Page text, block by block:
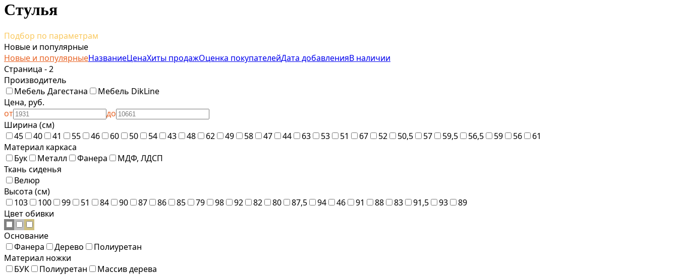
Стулья
Подбор по параметрам
Новые и популярные
Новые и популярныеНазваниеЦенаХиты продажОценка покупателейДата добавленияВ наличии
Страница - 2
Производитель
Мебель Дагестана
Мебель DikLine
Цена, руб.
от
до
Ширина (см)
45
40 41 55 46 60 50 54 43 48 62 49 58 47 44 63 53 51 67 52 50,5 57 59,5 56,5 59 56
61
Материал каркаса
Бук
Металл Фанера
МДФ, ЛДСП
Ткань сиденья
Велюр
Высота (см)
103
100 99 51 84 90 87 86 85 79 98 92 82 80 87,5 94 46 91 88 83 91,5 93
89
Цвет обивки
Основание
Фанера
Дерево
Полиуретан
Материал ножки
БУК
Полиуретан
Массив дерева